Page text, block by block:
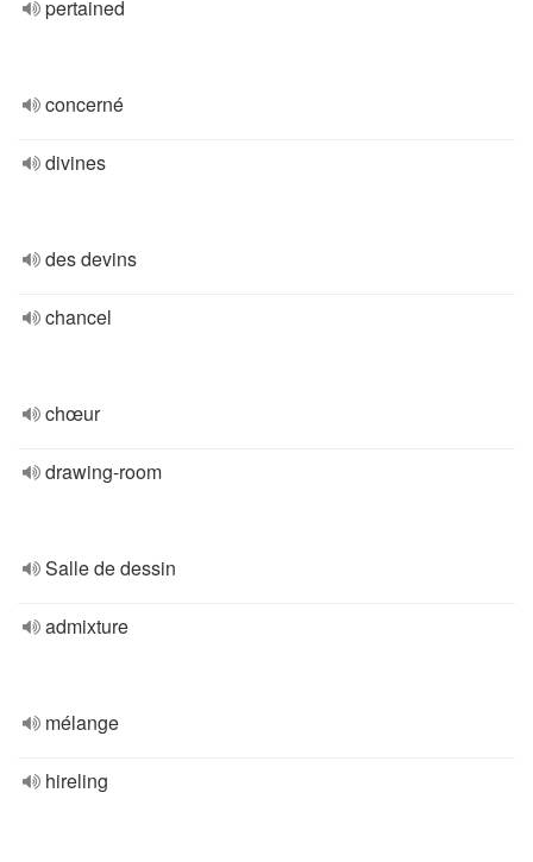
pertained
concerné
divines
des devins
chancel
chœur
drawing-room
Salle de dessin
admixture
mélange
hireling